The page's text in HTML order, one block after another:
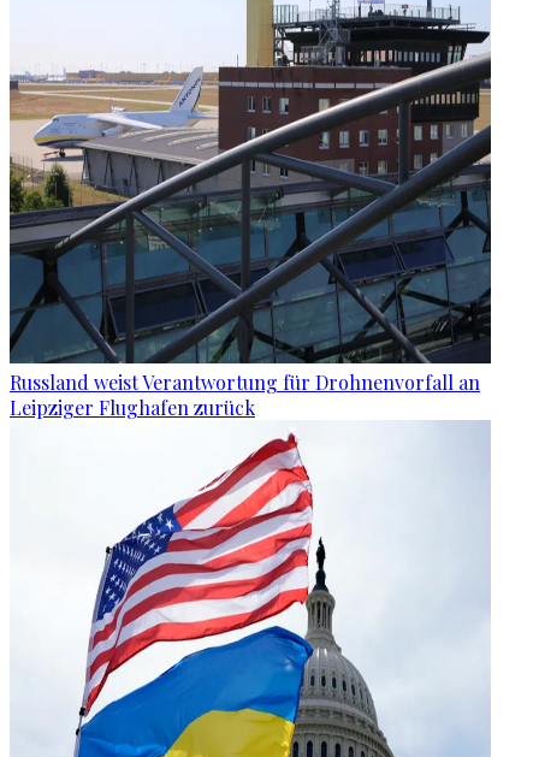
Russland weist Verantwortung für Drohnenvorfall an
Leipziger Flughafen zurück